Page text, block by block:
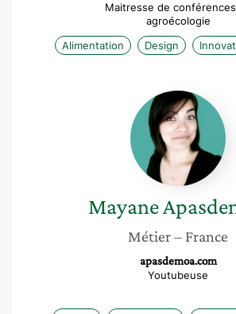
Maitresse de
agroécologie
Alimentation
Design
Mayane
Mayane
Métier– France
apasdemoa.com
Youtubeuse